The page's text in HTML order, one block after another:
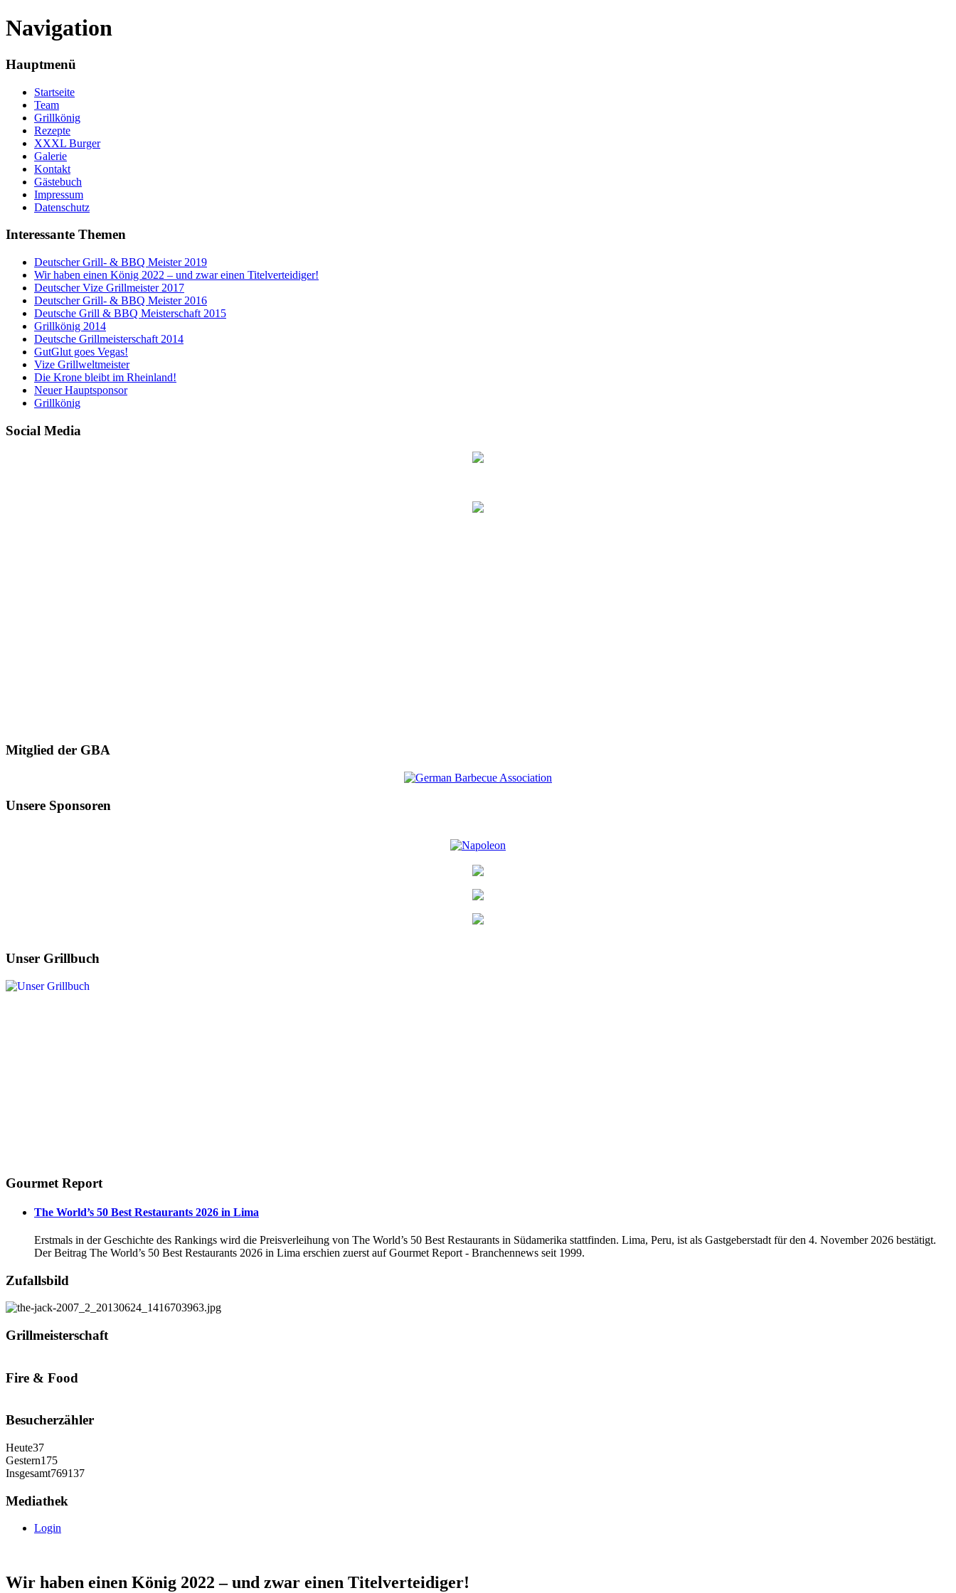
Navigation
Hauptmenü
Startseite
Team
Grillkönig
Rezepte
XXXL Burger
Galerie
Kontakt
Gästebuch
Impressum
Datenschutz
Interessante Themen
Deutscher Grill- & BBQ Meister 2019
Wir haben einen König 2022 – und zwar einen Titelverteidiger!
Deutscher Vize Grillmeister 2017
Deutscher Grill- & BBQ Meister 2016
Deutsche Grill & BBQ Meisterschaft 2015
Grillkönig 2014
Deutsche Grillmeisterschaft 2014
GutGlut goes Vegas!
Vize Grillweltmeister
Die Krone bleibt im Rheinland!
Neuer Hauptsponsor
Grillkönig
Social Media
Mitglied der GBA
Unsere Sponsoren
Unser Grillbuch
Gourmet Report
The World’s 50 Best Restaurants 2026 in Lima
Erstmals in der Geschichte des Rankings wird die Preisverleihung von The World’s 50 Best Restaurants in Südamerika stattfinden. Lima, Peru, ist als Gastgeberstadt für den 4. November 2026 bestätigt.
Der Beitrag The World’s 50 Best Restaurants 2026 in Lima erschien zuerst auf Gourmet Report - Branchennews seit 1999.
Zufallsbild
Grillmeisterschaft
Fire & Food
Besucherzähler
Heute37
Gestern175
Insgesamt769137
Mediathek
Login
Wir haben einen König 2022 – und zwar einen Titelverteidiger!